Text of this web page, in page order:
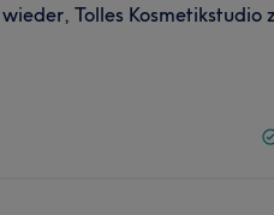
Tolles Kosmetikstudio